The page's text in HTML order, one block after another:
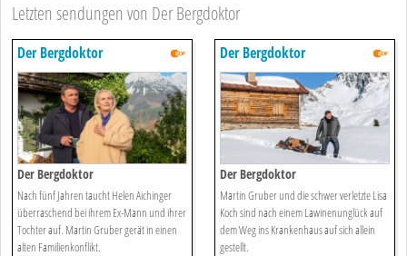
Letzten sendungen von Der Bergdoktor
Der Bergdoktor
Der Bergdoktor
Nach fünf Jahren taucht Helen Aichinger
überraschend bei ihrem Ex-Mann und ihrer
Tochter auf. Martin Gruber gerät in einen
alten Familienkonflikt.
Der Bergdoktor
Der Bergdoktor
Martin Gruber und die schwer verletzte Lisa
Koch sind nach einem Lawinenunglück auf
dem Weg ins Krankenhaus auf sich allein
gestellt.